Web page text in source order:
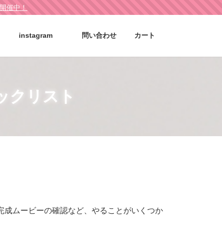
催中！
instagram 問い合わせ カート
クリスト
ムービーの確認など、やることがいくつか